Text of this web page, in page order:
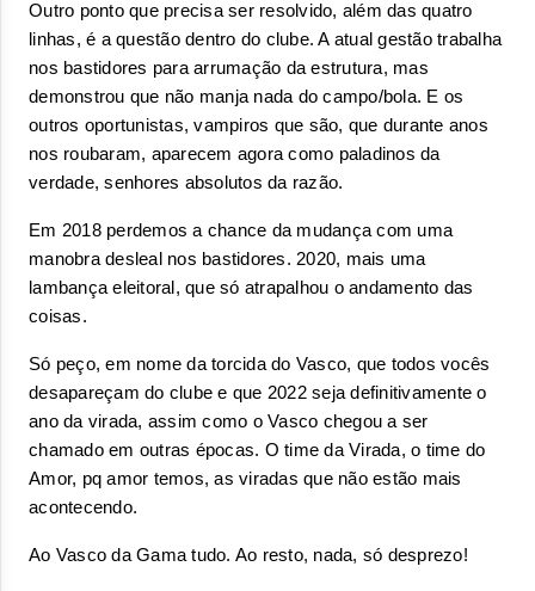
Outro ponto que precisa ser resolvido, além das quatro
linhas, é a questão dentro do clube. A atual gestão trabalha
nos bastidores para arrumação da estrutura, mas
demonstrou que não manja nada do campo/bola. E os
outros oportunistas, vampiros que são, que durante anos
nos roubaram, aparecem agora como paladinos da
verdade, senhores absolutos da razão.
Em 2018 perdemos a chance da mudança com uma
manobra desleal nos bastidores. 2020, mais uma
lambança eleitoral, que só atrapalhou o andamento das
coisas.
Só peço, em nome da torcida do Vasco, que todos vocês
desapareçam do clube e que 2022 seja definitivamente o
ano da virada, assim como o Vasco chegou a ser
chamado em outras épocas. O time da Virada, o time do
Amor, pq amor temos, as viradas que não estão mais
acontecendo.
Ao Vasco da Gama tudo. Ao resto, nada, só desprezo!